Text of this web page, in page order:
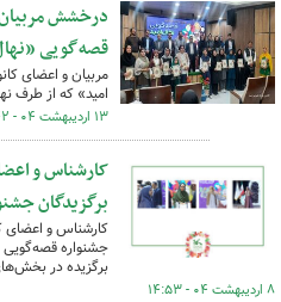
درخشش
قصه‌گویی
مربیان و اعضای
امید» که از طرف
۱۳ اردیبهشت ۰۴ - ۰۷:۴۲
کارشناس و
برگزیدگان
کارشناس و اعضای
جشنواره قصه‌گویی
برگزیده در
۸ اردیبهشت ۰۴ - ۱۴:۵۳